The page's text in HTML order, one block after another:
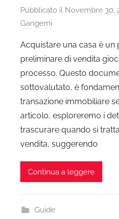
Pubblicato il Novembre 30,
Gangemi
Acquistare una casa è un
preliminare di vendita
processo. Questo
sottovalutato, è
transazione immobiliare
articolo, esploreremo i
trascurare quando si
vendita, suggerendo
Continua a leggere
Guide